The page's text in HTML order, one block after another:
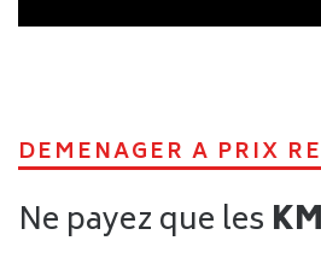
DEMENAGER A PRIX
Ne payez que les